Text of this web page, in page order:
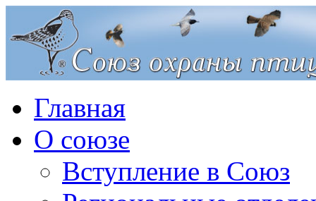
Главная
О союзе
Вступление в Союз